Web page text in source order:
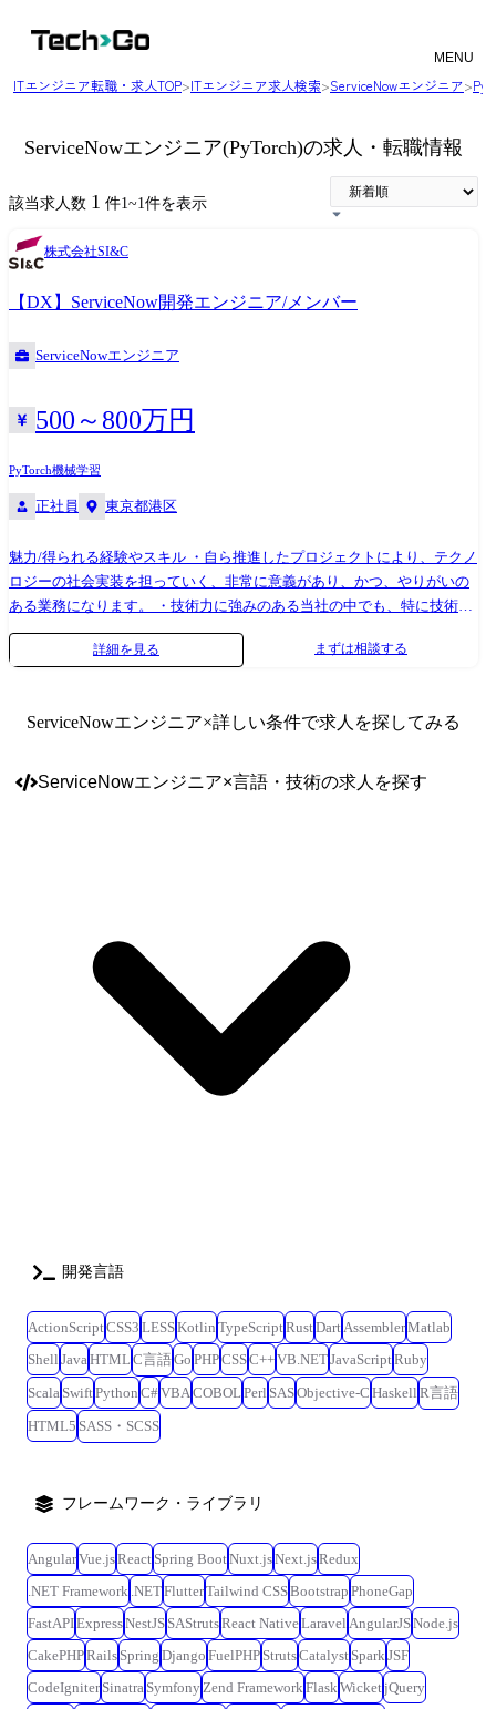
MENU
ITエンジニア転職・求人TOP>ITエンジニア求人検索>ServiceNowエンジニア>
ServiceNowエンジニア(PyTorch)の求人・転職情報
該当求人数 1 件1~1件を表示
株式会社SI&C
【DX】ServiceNow開発エンジニア/メンバー
ServiceNowエンジニア
500～800万円
PyTorch機械学習
正社員 東京都港区
魅力/得られる経験やスキル ・自ら推進したプロジェクトにより、テクノ
ロジーの社会実装を担っていく、非常に意義があり、かつ、やりがいの
ある業務になります。 ・技術力に強みのある当社の中でも、特に技術力
の高いメンバがDX Solution Unitには在籍しており、メンバの開発力には
自信があります。 ・DX Solution UnitのPM/PLから参画いただきますが、
特徴 多種多様な業界業種、多くの技術領域に触れながら、プロジェクト
ることができる。
詳細を見る まずは相談する
ServiceNowエンジニア×詳しい条件で求人を探してみる
ServiceNowエンジニア×言語・技術の求人を探す
開発言語
ActionScriptCSS3 LESSKotlin TypeScriptRustDart AssemblerMatlab
Shell Java HTML C言語Go PHPCSSC++VB.NETJavaScriptRuby
Scala SwiftPython C#VBA COBOL Perl SASObjective-C Haskell R言語
HTML5 SASS・SCSS
フレームワーク・ライブラリ
AngularVue.jsReact Spring BootNuxt.jsNext.jsRedux
.NET Framework .NETFlutterTailwind CSSBootstrap PhoneGap
FastAPIExpressNestJS SAStrutsReact NativeLaravel AngularJSNode.js
CakePHPRails Spring Django FuelPHP StrutsCatalyst Spark JSF
CodeIgniter Sinatra Symfony Zend Framework Flask WicketjQuery